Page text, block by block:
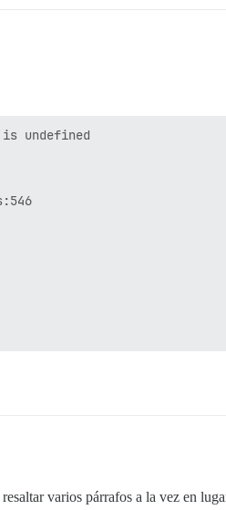
undefined
varios párrafos a la vez en